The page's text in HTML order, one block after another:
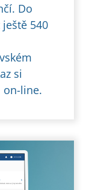
Do
540
si
on-line.